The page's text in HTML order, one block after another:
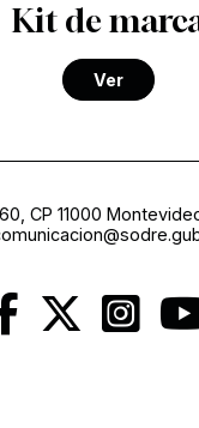
Kit de
Ver
CP 11000